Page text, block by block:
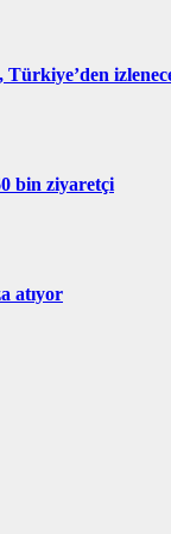
bin ziyaretçi
atıyor